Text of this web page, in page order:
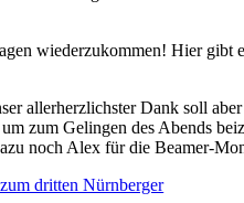
wiederzukommen! Hier gibt
allerherzlichster Dank soll
zum Gelingen des Abends
noch Alex für die Beamer-